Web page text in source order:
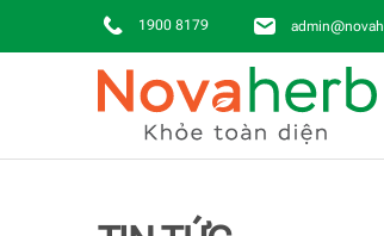
Skip to main content
1900 8179